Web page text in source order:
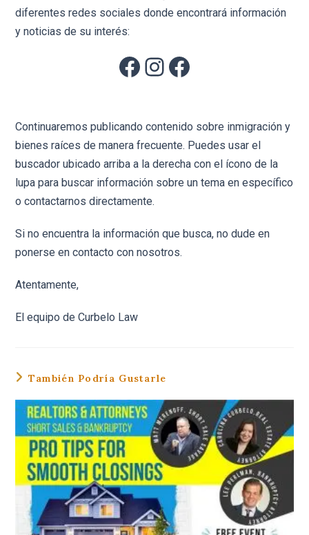
diferentes redes sociales donde encontrará información
y noticias de su interés:
Continuaremos publicando contenido sobre inmigración y
bienes raíces de manera frecuente. Puedes usar el
buscador ubicado arriba a la derecha con el ícono de la
lupa para buscar información sobre un tema en específico
o contactarnos directamente.
Si no encuentra la información que busca, no dude en
ponerse en contacto con nosotros.
Atentamente,
El equipo de Curbelo Law
También Podría Gustarle